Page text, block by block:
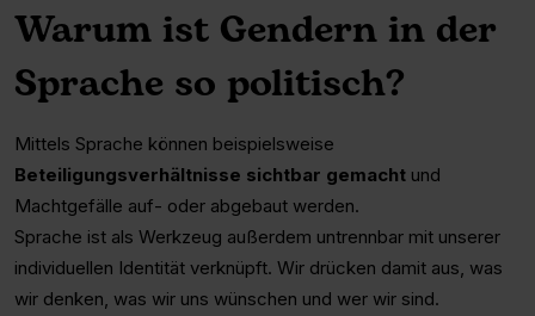
Warum ist Gendern in der
Sprache so politisch?
Mittels Sprache können beispielsweise
Beteiligungsverhältnisse sichtbar gemachtund
Machtgefälle auf- oder abgebaut werden.
Sprache ist als Werkzeug außerdem untrennbar mit unserer
individuellen Identität verknüpft. Wir drücken damit aus, was
wir denken, was wir uns wünschen und wer wir sind.